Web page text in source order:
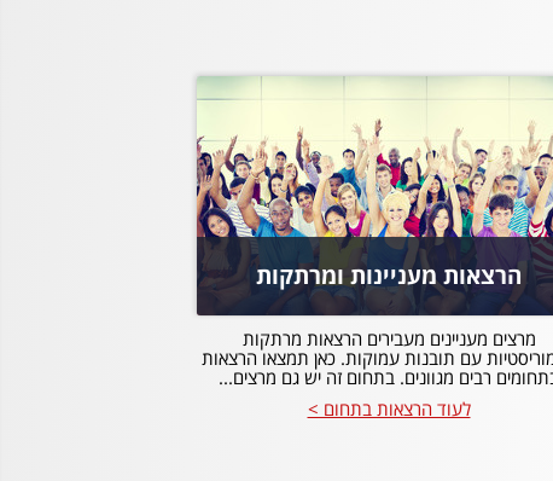
הרצאות מעניינות ומרתקות
מרצים מעניינים מעבירים הרצאות מרתקות
עם תובנות עמוקות. כאן תמצאו הרצאות
רבים מגוונים. בתחום זה יש גם מרצים...
לעוד הרצאות בתחום >